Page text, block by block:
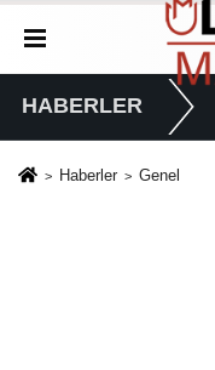
HABERLER
Haberler Genel